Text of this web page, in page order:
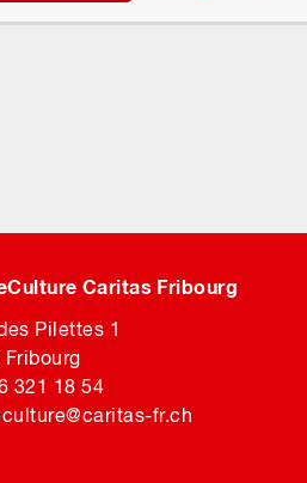
Caritas Fribourg
Pilettes 1
Fribourg
321 18 54
fr.ch